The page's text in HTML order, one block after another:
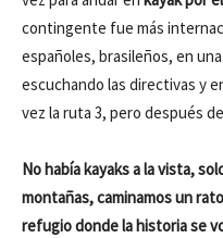
contingente fue más
españoles, brasileños, en
escuchando las directivas y
vez la ruta 3, pero después
No había kayaks a la vista,
montañas, caminamos un
refugio donde la historia se